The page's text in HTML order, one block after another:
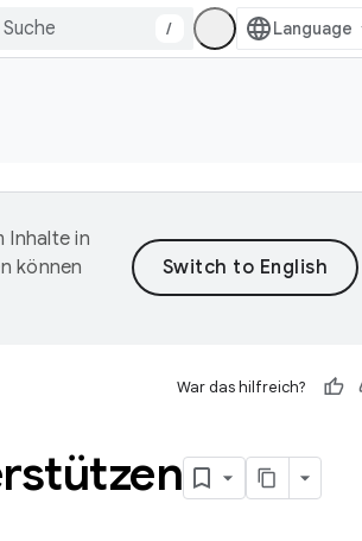
/
Inhalte in
können
War das hilfreich?